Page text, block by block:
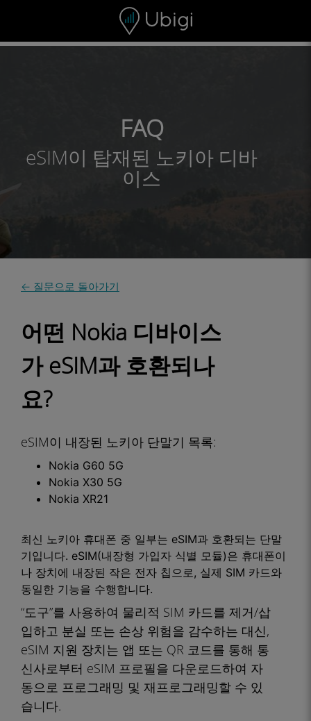
내비게이션 바 하단
FAQ
eSIM이 탑재된 노키아 디바
이스
← 질문으로 돌아가기
어떤 Nokia 디바이스
가 eSIM과 호환되나
요?
eSIM이 내장된 노키아 단말기 목록:
Nokia G60 5G
Nokia X30 5G
Nokia XR21
최신 노키아 휴대폰 중 일부는 eSIM과 호환되는 단말
기입니다. eSIM(내장형 가입자 식별 모듈)은 휴대폰이
나 장치에 내장된 작은 전자 칩으로, 실제 SIM 카드와
동일한 기능을 수행합니다.
“도구”를 사용하여 물리적 SIM 카드를 제거/삽
입하고 분실 또는 손상 위험을 감수하는 대신,
eSIM 지원 장치는 앱 또는 QR 코드를 통해 통
신사로부터 eSIM 프로필을 다운로드하여 자
동으로 프로그래밍 및 재프로그래밍할 수 있
습니다.